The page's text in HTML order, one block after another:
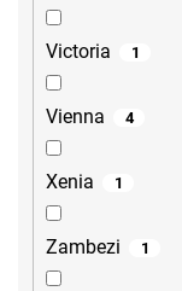
Victoria 1
Vienna 4
Xenia 1
Zambezi 1